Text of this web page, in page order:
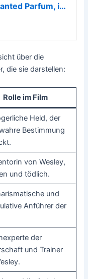
Azzaro The Most Wanted Parfum, intensiver, würziger Herrenduft
über die
die sie darstellen:
Rolle im Film
Held, der
Bestimmung
von Wesley,
und tödlich.
und
Anführer der
der
und Trainer